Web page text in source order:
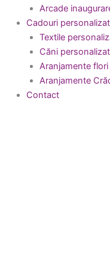
Arcade
Cadouri
Textile
Căni
Aranjamente
Aranjamente
Contact